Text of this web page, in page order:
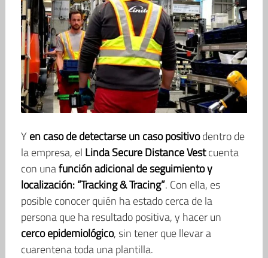
Yen caso de detectarse un caso positivodentro de
la empresa, el LindaSecure Distance Vestcuenta
con unafunción adicional de seguimiento y
localización: “Tracking & Tracing”. Con ella, es
posible conocer quién ha estado cerca de la
persona que ha resultado positiva, y hacer un
cerco epidemiológico, sin tener que llevar a
cuarentena toda una plantilla.